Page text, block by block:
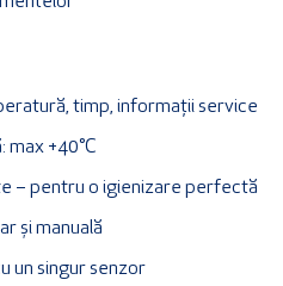
timp, informații service
max +40°C
– pentru o igienizare perfectă
și manuală
un singur senzor